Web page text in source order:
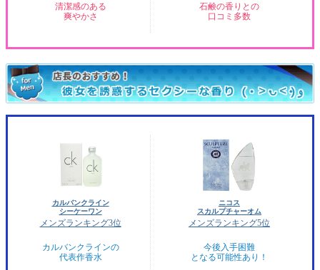
清潔感のある
爽やかさ
石鹸の香りとの
口コミ多数
カルバンクライン
シーケーワン
メンズランキング3位
カルバンクラインの
代表作香水
ニコス
スカルプチャーオム
メンズランキング5位
今後入手困難
となる可能性あり！